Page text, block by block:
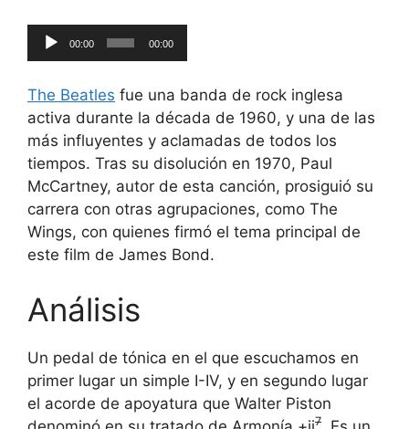
Reproductor
de
00:00 00:00
The Beatles fue una banda de rock inglesa
activa durante la década de 1960, y una de las
más influyentes y aclamadas de todos los
tiempos. Tras su disolución en 1970, Paul
McCartney, autor de esta canción, prosiguió su
carrera con otras agrupaciones, como The
Wings, con quienes firmó el tema principal de
este film de James Bond.
Análisis
Un pedal de tónica en el que escuchamos en
primer lugar un simple I-IV, y en segundo lugar
el acorde de apoyatura que Walter Piston
7